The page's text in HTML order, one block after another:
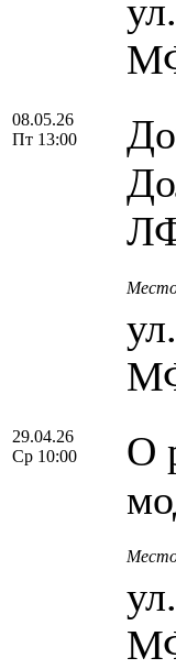
08.05.26
Пт 13:00
29.04.26
Ср 10:00
О